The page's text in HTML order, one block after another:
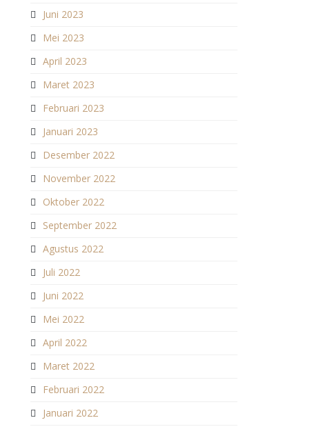
Juni 2023
Mei 2023
April 2023
Maret 2023
Februari 2023
Januari 2023
Desember 2022
November 2022
Oktober 2022
September 2022
Agustus 2022
Juli 2022
Juni 2022
Mei 2022
April 2022
Maret 2022
Februari 2022
Januari 2022